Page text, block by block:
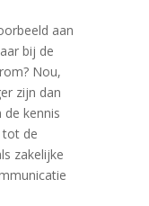
aan
bij de
Nou,
zijn dan
kennis
tot de
zakelijke